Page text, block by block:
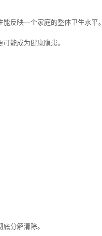
反映一个家庭的整体卫生水平。
能成为健康隐患。
分解清除。